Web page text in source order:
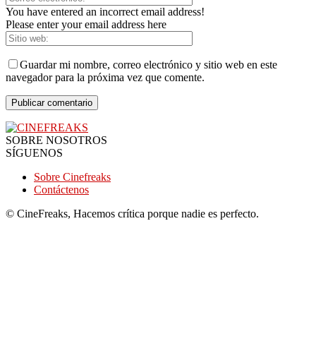
You have entered an incorrect email address!
Please enter your email address here
Guardar mi nombre, correo electrónico y sitio web en este
navegador para la próxima vez que comente.
SOBRE NOSOTROS
SÍGUENOS
Sobre Cinefreaks
Contáctenos
© CineFreaks, Hacemos crítica porque nadie es perfecto.